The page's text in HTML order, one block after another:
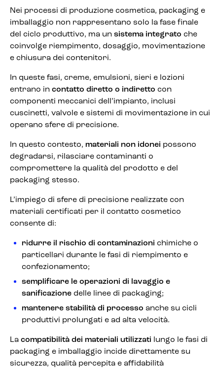
Nei processi di produzione cosmetica, packaging e
imballaggio non rappresentano solo la fase finale
del ciclo produttivo, ma un sistema integrato che
coinvolge riempimento, dosaggio, movimentazione
e chiusura dei contenitori.
In queste fasi, creme, emulsioni, sieri e lozioni
entrano in contatto diretto o indiretto con
componenti meccanici dell’impianto, inclusi
cuscinetti, valvole e sistemi di movimentazione in cui
operano sfere di precisione.
In questo contesto, materiali non idonei possono
degradarsi, rilasciare contaminanti o
compromettere la qualità del prodotto e del
packaging stesso.
L’impiego di sfere di precisione realizzate con
materiali certificati per il contatto cosmetico
consente di:
ridurre il rischio di contaminazioni chimiche o
particellari durante le fasi di riempimento e
confezionamento;
semplificare le operazioni di lavaggio e
sanificazione delle linee di packaging;
mantenere stabilità di processo anche su cicli
produttivi prolungati e ad alta velocità.
La compatibilità dei materiali utilizzati lungo le fasi di
packaging e imballaggio incide direttamente su
sicurezza, qualità percepita e affidabilità